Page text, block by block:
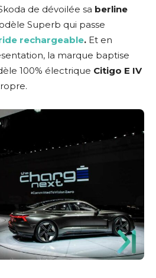
de dévoilée sa berline
Superb qui passe
rechargeable. Et en
la marque baptise
100% électrique Citigo E IV